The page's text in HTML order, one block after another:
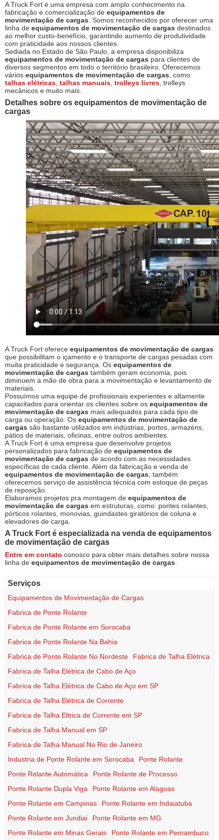
A Truck Fort é uma empresa com amplo conhecimento na
fabricação e comercialização de equipamentos de
movimentação de cargas . Somos reconhecidos por oferecer uma
linha de equipamentos de movimentação de cargas destinados
ao melhor custo-benefício, garantindo aumento de produtividade
com praticidade aos nossos clientes.
Sediada no Estado de São Paulo, a empresa disponibiliza
equipamentos de movimentação de cargas para clientes de
diversos segmentos em todo o território brasileiro. Oferecemos
vários equipamentos de movimentação de cargas , como:
talhas elétricas talhas manuais trolleys livres , trolleys
mecânicos e muito mais.
Detalhes sobre os equipamentos de movimentação de
cargas
A Truck Fort oferece equipamentos de movimentação de cargas
que possibilitam o içamento e o transporte de cargas pesadas com
muita praticidade e segurança. Os equipamentos de
movimentação de cargas também geram economia, pois
diminuem a mão de obra para a movimentação e levantamento de
materiais.
Possuímos uma equipe de profissionais experientes e altamente
capacitados para orientar os clientes sobre os equipamentos de
movimentação de cargas mais adequados para cada tipo de
carga ou operação. Os equipamentos de movimentação de
cargas são bastante utilizados em indústrias, portos, armazéns,
pátios de materiais, oficinas, entre outros ambientes.
A Truck Fort é uma empresa que desenvolve projetos
personalizados para fabricação de equipamentos de
movimentação de cargas de acordo com as necessidades
específicas de cada cliente. Além da fabricação e venda de
equipamentos de movimentação de cargas , também
oferecemos serviço de assistência técnica com estoque de peças
de reposição.
Elaboramos projetos pra montagem de equipamentos de
movimentação de cargas em estruturas, como: pontes rolantes,
pórticos rolantes, monovias, guindastes giratórios de coluna e
elevadores de carga.
A Truck Fort é especializada na venda de equipamentos
de movimentação de cargas
Entre em contato conosco para obter mais detalhes sobre nossa
linha de equipamentos de movimentação de cargas
Serviços
Equipamentos de Movimentação de Cargas
Fabrica de Ponte Rolante
Fabrica de Ponte Rolante em Sorocaba
Fabrica de Ponte Rolante Na Bahia
Fabrica de Ponte Rolante No Nordeste
Fabrica de Talha Elétrica
Fabrica de Talha Elétrica de Cabo de Aço
Fabrica de Talha Elétrica de Cabo de Aço em SP
Fabrica de Talha Elétrica de Corrente
Fabrica de Talha Eltrica de Corrente em SP
Fabrica de Talha Manual em SP
Fabrica de Talha Manual No Rio de Janeiro
Industria de Ponte Rolante em Sorocaba
Ponte Rolante
Ponte Rolante Automática
Ponte Rolante de Processo
Ponte Rolante Dupla Viga
Ponte Rolante em Alagoas
Ponte Rolante em Campinas
Ponte Rolante em Indaiatuba
Ponte Rolante em Jundiai
Ponte Rolante em MG
Ponte Rolante em Minas Gerais
Ponte Rolante em Pernambuco